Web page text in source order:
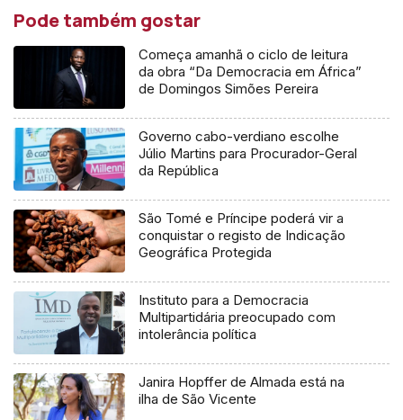
Pode também gostar
Começa amanhã o ciclo de leitura
da obra “Da Democracia em África”
de Domingos Simões Pereira
Governo cabo-verdiano escolhe
Júlio Martins para Procurador-Geral
da República
São Tomé e Príncipe poderá vir a
conquistar o registo de Indicação
Geográfica Protegida
Instituto para a Democracia
Multipartidária preocupado com
intolerância política
Janira Hopffer de Almada está na
ilha de São Vicente